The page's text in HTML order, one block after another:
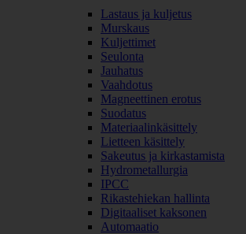
Lastaus ja kuljetus
Murskaus
Kuljettimet
Seulonta
Jauhatus
Vaahdotus
Magneettinen erotus
Suodatus
Materiaalinkäsittely
Lietteen käsittely
Sakeutus ja kirkastamista
Hydrometallurgia
IPCC
Rikastehiekan hallinta
Digitaaliset kaksonen
Automaatio